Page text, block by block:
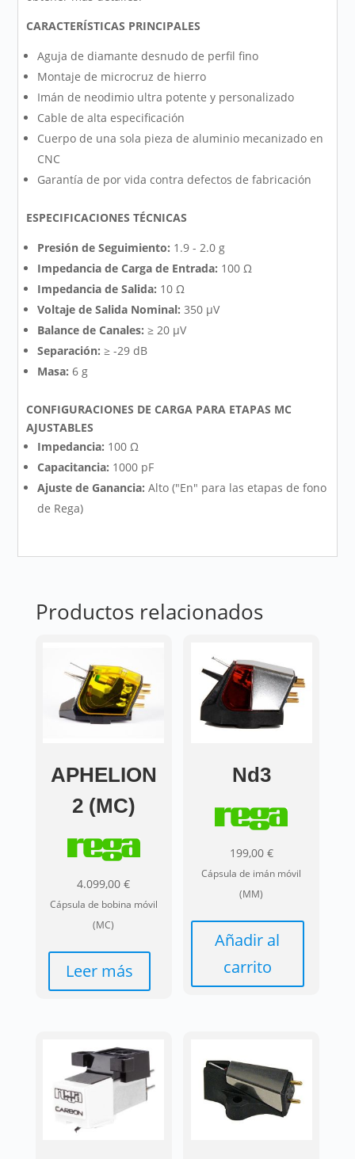
CARACTERÍSTICAS PRINCIPALES
Aguja de diamante desnudo de perfil fino
Montaje de microcruz de hierro
Imán de neodimio ultra potente y personalizado
Cable de alta especificación
Cuerpo de una sola pieza de aluminio mecanizado en
CNC
Garantía de por vida contra defectos de fabricación
ESPECIFICACIONES TÉCNICAS
Presión de Seguimiento: 1.9 - 2.0 g
Impedancia de Carga de Entrada: 100 Ω
Impedancia de Salida: 10 Ω
Voltaje de Salida Nominal: 350 μV
Balance de Canales: ≥ 20 μV
Separación: ≥ -29 dB
Masa: 6 g
CONFIGURACIONES DE CARGA PARA ETAPAS MC
AJUSTABLES
Impedancia: 100 Ω
Capacitancia: 1000 pF
Ajuste de Ganancia: Alto ("En" para las etapas de fono
de Rega)
Productos relacionados
APHELION
2 (MC)
4.099,00€
Cápsula de bobina móvil
(MC)
Leer más
Nd3
199,00 €
Cápsula de imán móvil
(MM)
Añadir al
carrito